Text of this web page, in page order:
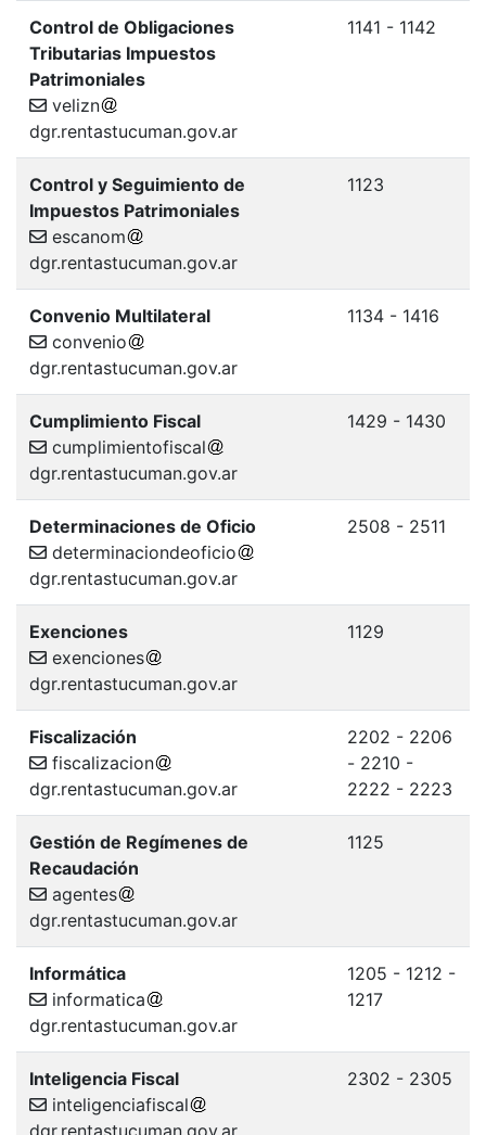
Control de Obligaciones
Tributarias Impuestos
Patrimoniales
velizn
dgr.rentastucuman.gov.ar
1141 - 1142
Control y Seguimiento de
Impuestos Patrimoniales
escanom
dgr.rentastucuman.gov.ar
1123
Convenio Multilateral
convenio
dgr.rentastucuman.gov.ar
1134 - 1416
Cumplimiento Fiscal
cumplimientofiscal
dgr.rentastucuman.gov.ar
1429 - 1430
Determinaciones de Oficio
determinaciondeoficio
dgr.rentastucuman.gov.ar
2508 - 2511
Exenciones
exenciones
dgr.rentastucuman.gov.ar
1129
Fiscalización
fiscalizacion
dgr.rentastucuman.gov.ar
2202 - 2206
- 2210 -
2222 - 2223
Gestión de Regímenes de
Recaudación
agentes
dgr.rentastucuman.gov.ar
1125
Informática
informatica
dgr.rentastucuman.gov.ar
1205 - 1212 -
1217
Inteligencia Fiscal
inteligenciafiscal
2302 - 2305